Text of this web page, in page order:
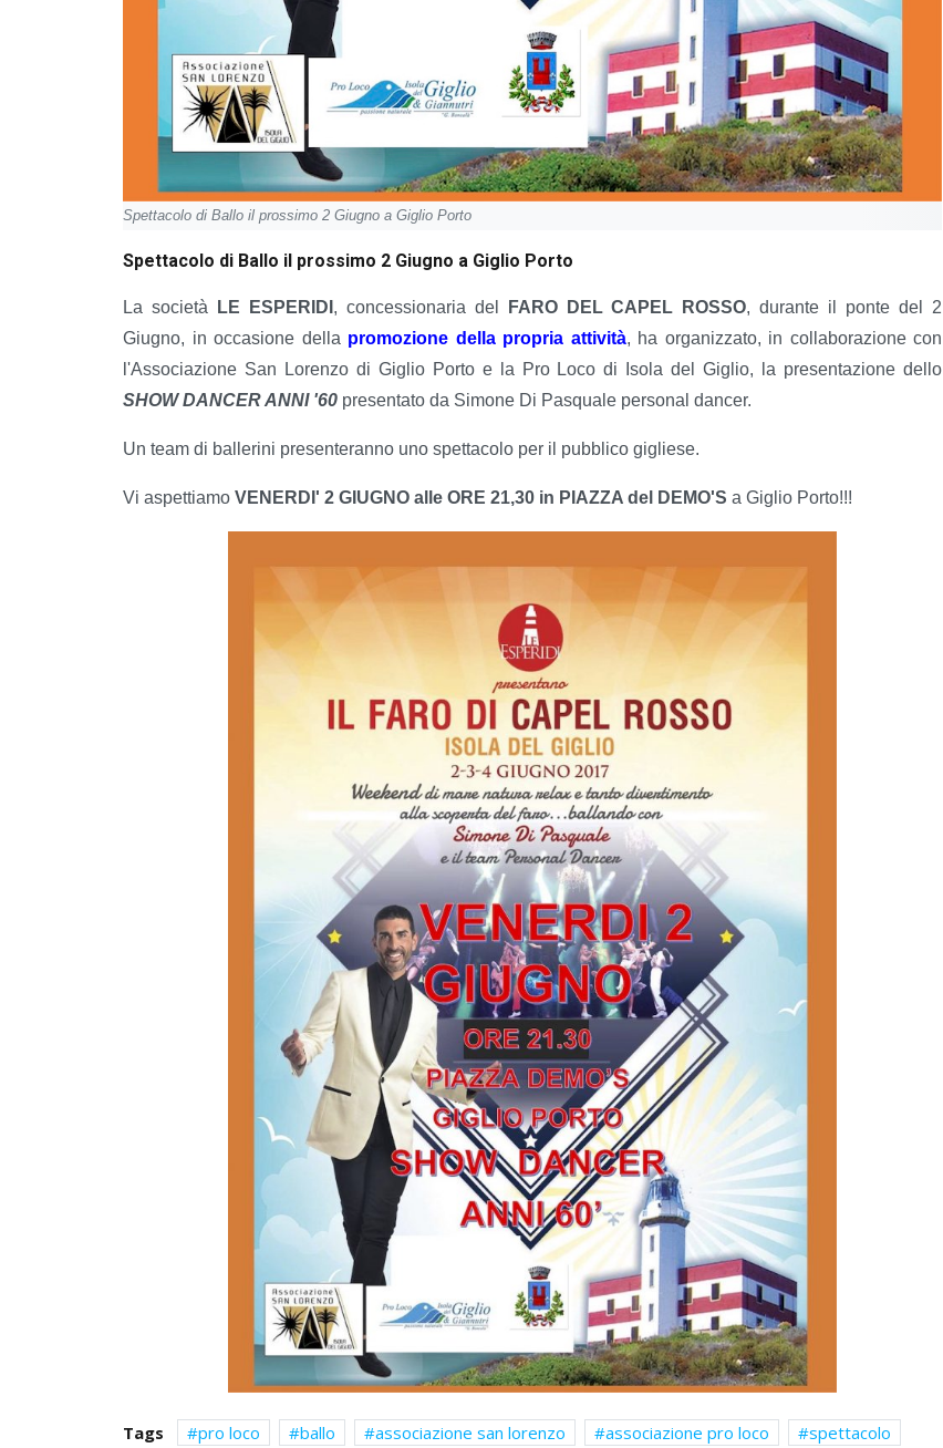
Spettacolo di Ballo il prossimo 2 Giugno a Giglio Porto
Spettacolo di Ballo il prossimo 2 Giugno a Giglio Porto
La società LE ESPERIDI , concessionaria del FARO DEL CAPEL ROSSO, durante il ponte del 2
Giugno, in occasione della promozione della propria attività, ha organizzato, in collaborazione con
l'Associazione San Lorenzo di Giglio Porto e la Pro Loco di Isola del Giglio, la presentazione dello
SHOW DANCER ANNI '60 presentato da Simone Di Pasquale personal dancer.
Un team di ballerini presenteranno uno spettacolo per il pubblico gigliese.
Vi aspettiamo VENERDI' 2 GIUGNO alle ORE 21,30 in PIAZZA del DEMO'S a Giglio Porto!!!
Tags pro loco ballo associazione san lorenzo associazione pro loco
spettacolo